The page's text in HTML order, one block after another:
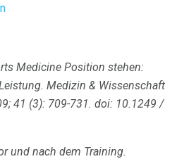
Medicine Position stehen:
Medizin & Wissenschaft
41 (3): 709-731. doi: 10.1249 /
und nach dem Training.